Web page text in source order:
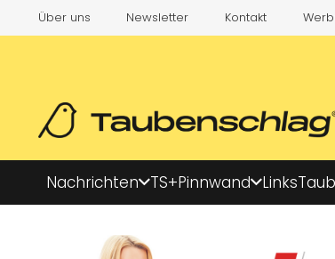
Über uns Newsletter Kontakt
Nachrichten TS+Pinnwand Links